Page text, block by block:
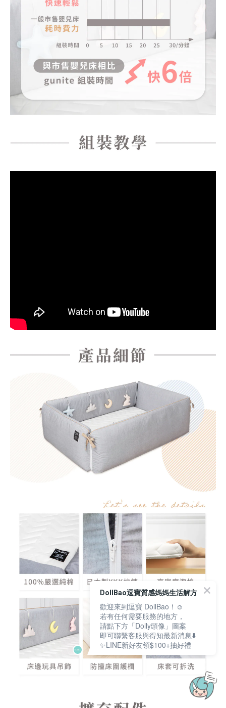
DollBao逗寶質感媽媽生活解方
歡迎來到逗寶 DollBao！☺️
若有任何需要服務的地方，
請點下方「Dolly頭像」圖案
即可聯繫客服與得知最新消息⬇️
✨LINE新好友領$100+抽好禮